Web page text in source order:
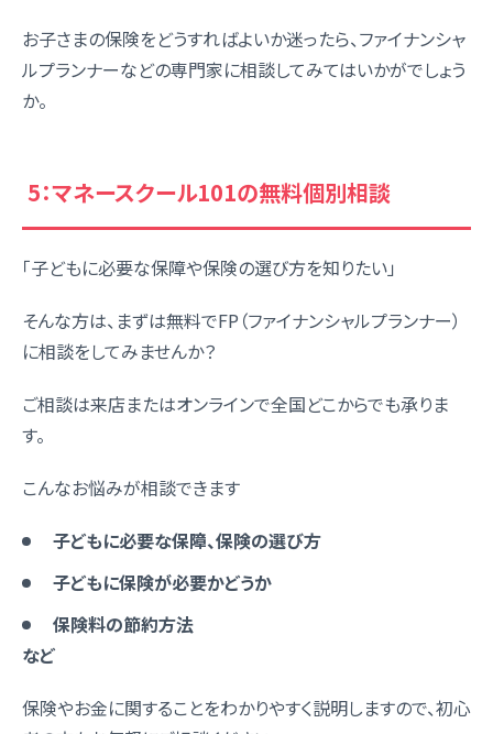
お子さまの保険をどうすればよいか迷ったら、ファイナンシャ
ルプランナーなどの専門家に相談してみてはいかがでしょう
か。
5：マネースクール101の無料個別相談
「子どもに必要な保障や保険の選び方を知りたい」
そんな方は、まずは無料でFP（ファイナンシャルプランナー）
に相談をしてみませんか？
ご相談は来店またはオンラインで全国どこからでも承りま
す。
こんなお悩みが相談できます
子どもに必要な保障、保険の選び方
子どもに保険が必要かどうか
保険料の節約方法
など
保険やお金に関することをわかりやすく説明しますので、初心